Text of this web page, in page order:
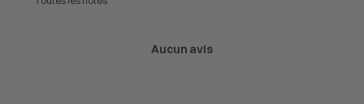
Aucun avis